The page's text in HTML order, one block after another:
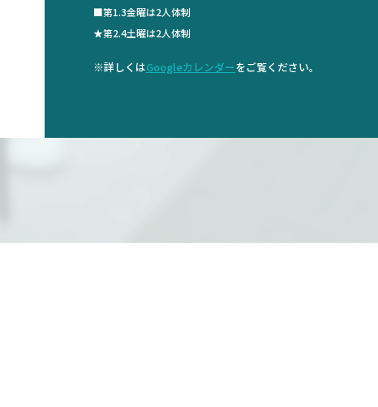
■第1.3金曜は2人体制
★第2.4土曜は2人体制
※詳しくはGoogleカレンダーをご覧ください。